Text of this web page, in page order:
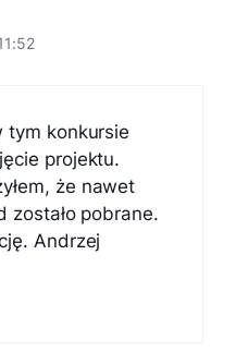
tym konkursie
projektu.
że nawet
zostało pobrane.
Andrzej